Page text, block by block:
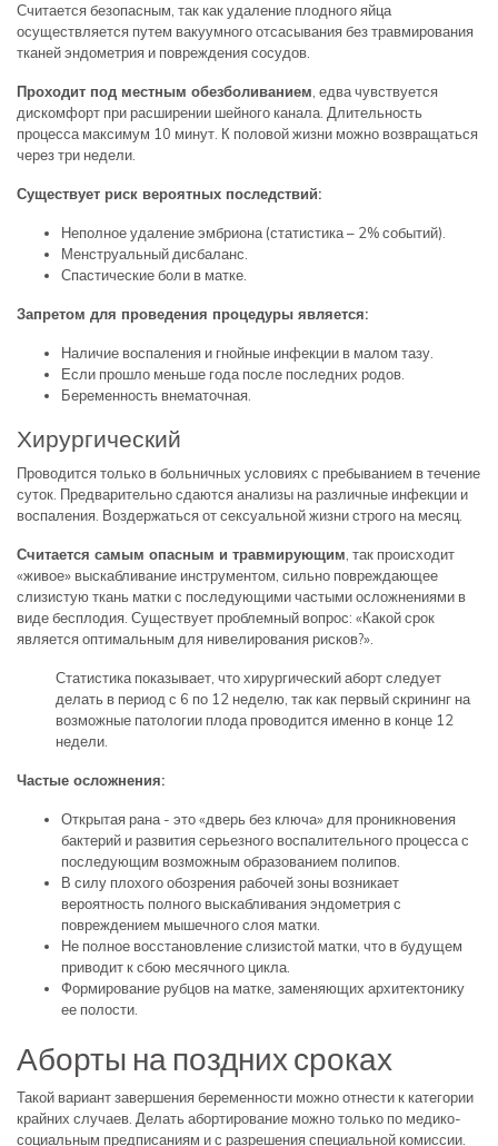
Считается безопасным, так как удаление плодного яйца
осуществляется путем вакуумного отсасывания без травмирования
тканей эндометрия и повреждения сосудов.
Проходит под местным обезболиванием, едва чувствуется
дискомфорт при расширении шейного канала. Длительность
процесса максимум 10 минут. К половой жизни можно возвращаться
через три недели.
Существует риск вероятных последствий:
Неполное удаление эмбриона (статистика – 2% событий).
Менструальный дисбаланс.
Спастические боли в матке.
Запретом для проведения процедуры является:
Наличие воспаления и гнойные инфекции в малом тазу.
Если прошло меньше года после последних родов.
Беременность внематочная.
Хирургический
Проводится только в больничных условиях с пребыванием в течение
суток. Предварительно сдаются анализы на различные инфекции и
воспаления. Воздержаться от сексуальной жизни строго на месяц.
Считается самым опасным и травмирующим, так происходит
«живое» выскабливание инструментом, сильно повреждающее
слизистую ткань матки с последующими частыми осложнениями в
виде бесплодия. Существует проблемный вопрос: «Какой срок
является оптимальным для нивелирования рисков?».
Статистика показывает, что хирургический аборт следует
делать в период с 6 по 12 неделю, так как первый скрининг на
возможные патологии плода проводится именно в конце 12
недели.
Частые осложнения:
Открытая рана - это «дверь без ключа» для проникновения
бактерий и развития серьезного воспалительного процесса с
последующим возможным образованием полипов.
В силу плохого обозрения рабочей зоны возникает
вероятность полного выскабливания эндометрия с
повреждением мышечного слоя матки.
Не полное восстановление слизистой матки, что в будущем
приводит к сбою месячного цикла.
Формирование рубцов на матке, заменяющих архитектонику
ее полости.
Аборты на поздних сроках
Такой вариант завершения беременности можно отнести к категории
крайних случаев. Делать абортирование можно только по медико-
социальным предписаниям и с разрешения специальной комиссии.